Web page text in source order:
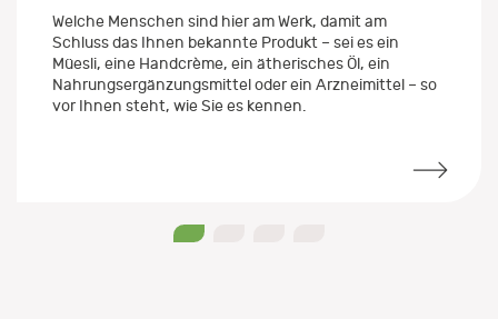
Welche Menschen sind hier am Werk, damit am
Schluss das Ihnen bekannte Produkt – sei es ein
Müesli, eine Handcrème, ein ätherisches Öl, ein
Nahrungsergänzungsmittel oder ein Arzneimittel – so
vor Ihnen steht, wie Sie es kennen.